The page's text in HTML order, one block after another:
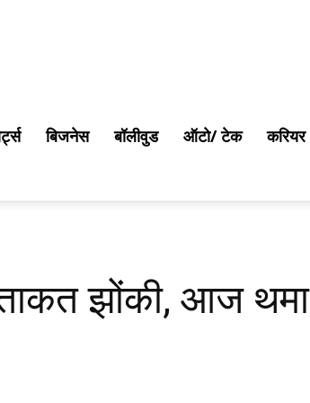
बिजनेस बॉलीवुड ऑटो/ टेक
करियर
झोंकी, आज थमा